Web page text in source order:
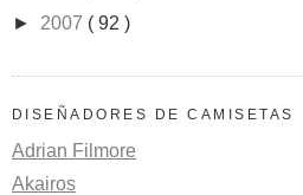
► 2007 ( 92 )
DISEÑADORES DE CAMISETAS
Adrian Filmore
Akairos